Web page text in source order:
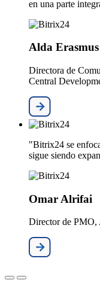
en una parte
Alda Erasmus
Directora de
Central
"Bitrix24 se
sigue siendo
Omar Alrifai
Director de PMO,